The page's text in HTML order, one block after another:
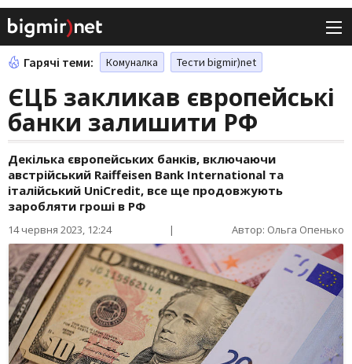
Гарячі теми: Комуналка Тести bigmir)net
ЄЦБ закликав європейські
банки залишити РФ
Декілька європейських банків, включаючи
австрійський Raiffeisen Bank International та
італійський UniCredit, все ще продовжують
заробляти гроші в РФ
14 червня 2023, 12:24 | Автор: Ольга Опенько